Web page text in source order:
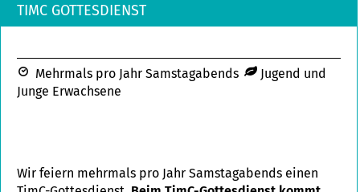
TIMC GOTTESDIENST
Wir feiern mehrmals pro Jahr Samstagabends einen
Mehrmals pro Jahr Samstagabends
Jugend und
Junge Erwachsene